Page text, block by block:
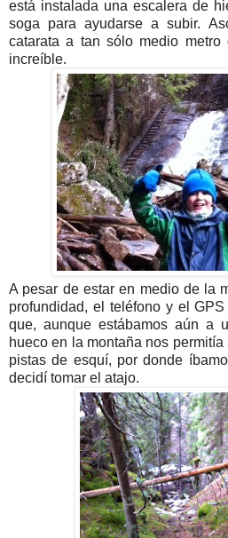
está instalada una escalera de
soga para ayudarse a subir.
catarata a tan sólo medio
increíble.
A pesar de estar en medio de la
profundidad, el teléfono y el
que, aunque estábamos aún a
hueco en la montaña nos
pistas de esquí, por donde
decidí tomar el atajo.